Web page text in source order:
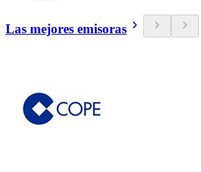
Las mejores emisoras